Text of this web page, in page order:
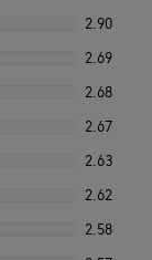
2.90
2.69
2.68
2.67
2.63
2.62
2.58